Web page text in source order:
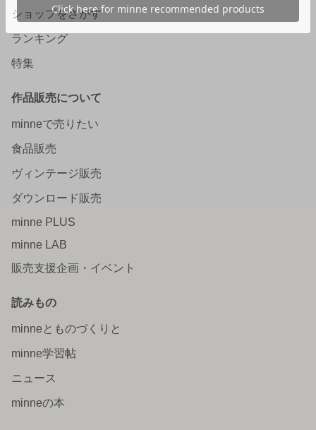
ショップをさがす
ランキング
特集
作品販売について
minneで売りたい
食品販売
ヴィンテージ販売
ダウンロード販売
minne PLUS
minne LAB
販売支援企画・イベント
読みもの
minneとものづくりと
minne学習帖
ニュース
minneの本